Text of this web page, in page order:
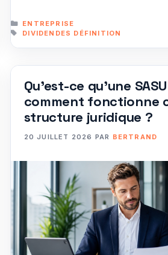
CATÉGORIES
ENTREPRISE
ÉTIQUETTES
DIVIDENDES DÉFINITION
Qu’est-ce qu’une
comment fonctionne
structure juridique ?
20 JUILLET 2026 PAR BERTRAND